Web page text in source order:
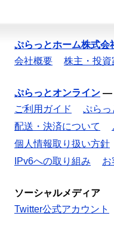
ぷらっとホーム株式会
会社概要
株主・投資
ぷらっとオンライン —
ご利用ガイド
ぷらっ
配送・決済について
個人情報取り扱い方針
IPv6への取り組み
お
ソーシャルメディア
Twitter公式アカウント